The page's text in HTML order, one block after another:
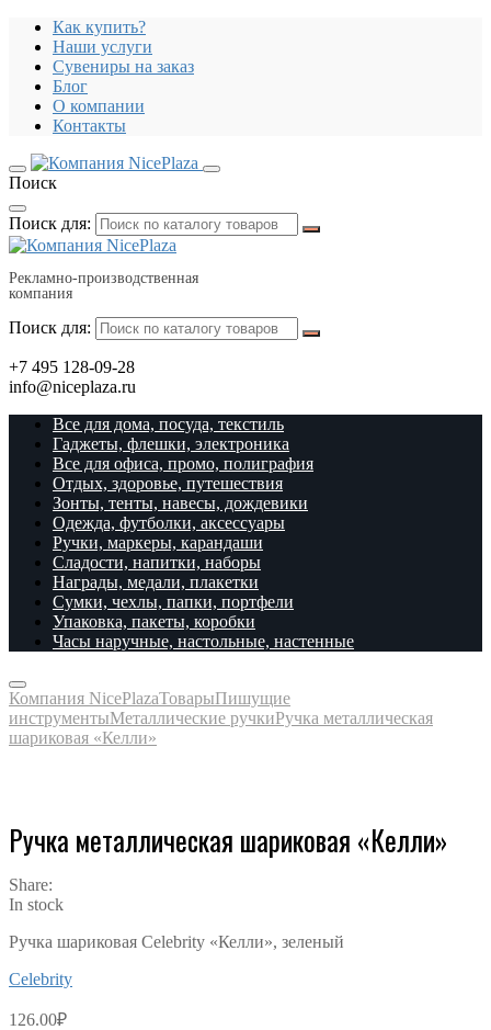
Как купить?
Наши услуги
Сувениры на заказ
Блог
О компании
Контакты
Поиск
Поиск для:
Рекламно-производственная
компания
Поиск для:
+7 495 128-09-28
info@niceplaza.ru
Все для дома, посуда, текстиль
Гаджеты, флешки, электроника
Все для офиса, промо, полиграфия
Отдых, здоровье, путешествия
Зонты, тенты, навесы, дождевики
Одежда, футболки, аксессуары
Ручки, маркеры, карандаши
Сладости, напитки, наборы
Награды, медали, плакетки
Сумки, чехлы, папки, портфели
Упаковка, пакеты, коробки
Часы наручные, настольные, настенные
Компания NicePlazaТоварыПишущие
инструментыМеталлические ручкиРучка металлическая
шариковая «Келли»
Ручка металлическая шариковая «Келли»
Share:
In stock
Ручка шариковая Celebrity «Келли», зеленый
Celebrity
126.00₽